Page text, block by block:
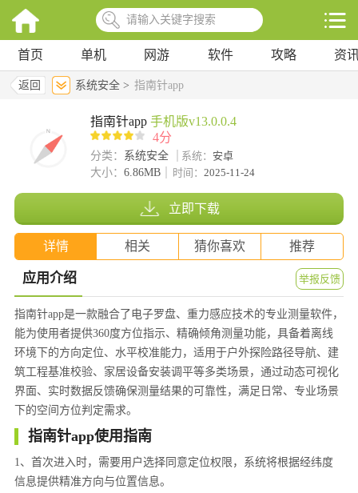
首页 单机 网游 软件 攻略 资
返回 系统安全 > 指南针app
指南针app 手机版v13.0.0.4
4分
分类： 系统安全 系统： 安卓
大小： 6.86MB 时间： 2025-11-24
立即下载
详情 相关 猜你喜欢 推荐
应用介绍 举报反馈
指南针app是一款融合了电子罗盘、重力感应技术的专业测量软件，
能为使用者提供360度方位指示、精确倾角测量功能，具备着离线
环境下的方向定位、水平校准能力，适用于户外探险路径导航、建
筑工程基准校验、家居设备安装调平等多类场景，通过动态可视化
界面、实时数据反馈确保测量结果的可靠性，满足日常、专业场景
下的空间方位判定需求。
指南针app使用指南
1、首次进入时，需要用户选择同意定位权限，系统将根据经纬度
信息提供精准方向与位置信息。